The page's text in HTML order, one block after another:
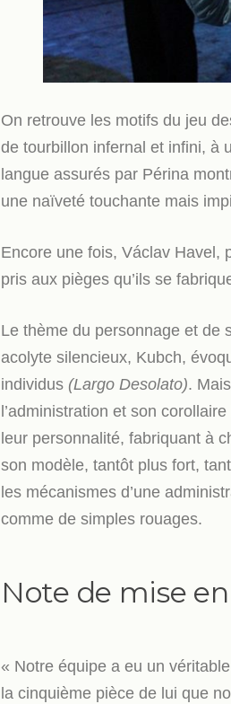
On retrouve les motifs du jeu
de tourbillon infernal et infini, à
langue assurés par Périna
une naïveté touchante mais
Encore une fois, Václav Havel,
pris aux pièges qu’ils se
Le thème du personnage et de
acolyte silencieux, Kubch,
individus (Largo Desolato).
l’administration et son
leur personnalité, fabriquant à
son modèle, tantôt plus fort,
les mécanismes d’une
comme de simples rouages.
Note de mise
« Notre équipe a eu un
la cinquième pièce de lui que